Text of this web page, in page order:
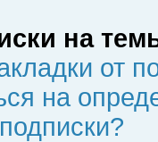
на
от
на